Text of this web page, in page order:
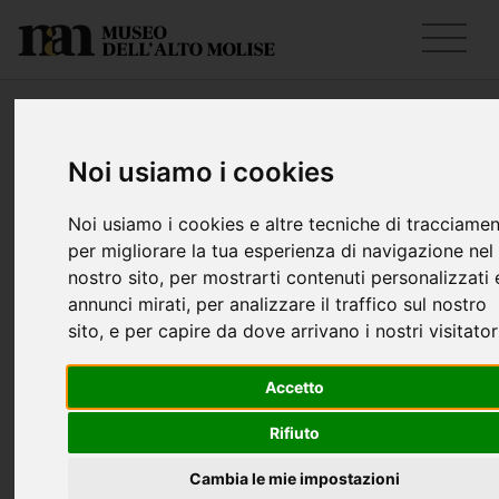
Noi usiamo i cookies
Noi usiamo i cookies e altre tecniche di
per migliorare la tua esperienza di navigazione nel
nostro sito, per mostrarti contenuti personalizzati
annunci mirati, per analizzare il traffico sul nostro
sito, e per capire da dove arrivano i nostri
Accetto
Rifiuto
Cambia le mie impostazioni
Didattica per le
scuole
Le attività didattiche per le scuole sono
temporaneamente sospese.